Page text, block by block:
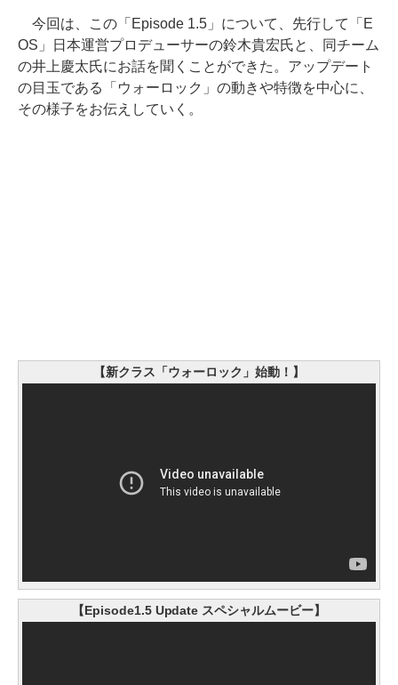
今回は、この「Episode 1.5」について、先行して「E
OS」日本運営プロデューサーの鈴木貴宏氏と、同チーム
の井上慶太氏にお話を聞くことができた。アップデート
の目玉である「ウォーロック」の動きや特徴を中心に、
その様子をお伝えしていく。
【新クラス「ウォーロック」始動！】
【Episode1.5 Update スペシャルムービー】